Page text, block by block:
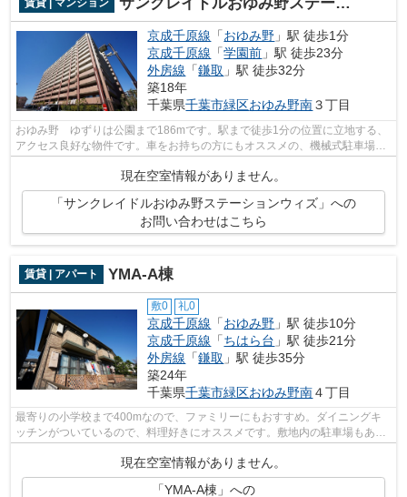
賃貸 | マンション
京成千原線 「おゆみ野 」駅 徒歩1分
京成千原線 「学園前 」駅 徒歩23分
外房線 「鎌取 」駅 徒歩32分
築18年
千葉県千葉市緑区おゆみ野南３丁目
おゆみ野 ゆずりは公園まで186mです。駅まで徒歩1分の位置に立地する、
アクセス良好な物件です。車をお持ちの方にもオススメの、機械式駐車場を
現在空室情報がありません。
「サンクレイドルおゆみ野ステーションウィズ」への
お問い合わせはこちら
賃貸 | アパート YMA-A棟
敷0 礼0
京成千原線 「おゆみ野 」駅 徒歩10分
京成千原線 「ちはら台 」駅 徒歩21分
外房線 「鎌取 」駅 徒歩35分
築24年
千葉県千葉市緑区おゆみ野南４丁目
最寄りの小学校まで400mなので、ファミリーにもおすすめ。ダイニングキ
ッチンがついているので、料理好きにオススメです。敷地内の駐車場もあ
り、駐車可能です。快適な新生活をスター...
現在空室情報がありません。
「YMA-A棟」への